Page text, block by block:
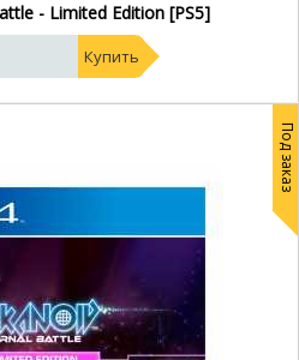
- Limited Edition [PS5]
Купить
Под заказ